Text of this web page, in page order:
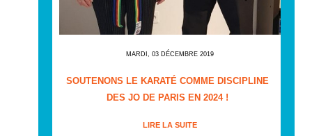
MARDI, 03 DÉCEMBRE 2019
SOUTENONS LE KARATÉ COMME DISCIPLINE
DES JO DE PARIS EN 2024 !
LIRE LA SUITE